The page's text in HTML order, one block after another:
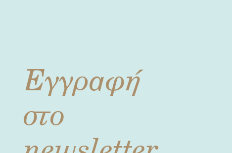
Εγγραφή
στο